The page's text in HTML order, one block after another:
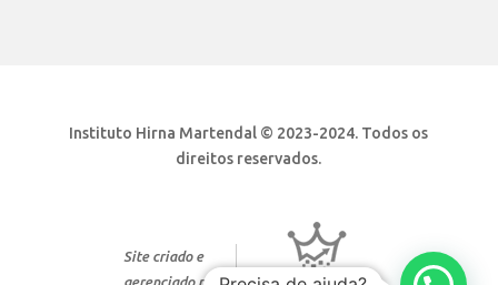
Instituto Hirna Martendal © 2023-2024. Todos os
direitos reservados.
Site criado e
gerenciado por